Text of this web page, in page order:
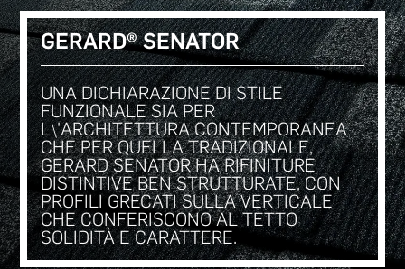
GERARD® SENATOR
UNA DICHIARAZIONE DI STILE
FUNZIONALE SIA PER
L\'ARCHITETTURA CONTEMPORANEA
CHE PER QUELLA TRADIZIONALE,
GERARD SENATOR HA RIFINITURE
DISTINTIVE BEN STRUTTURATE, CON
PROFILI GRECATI SULLA VERTICALE
CHE CONFERISCONO AL TETTO
SOLIDITÀ E CARATTERE.